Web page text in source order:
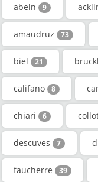
abeln 9
amaudruz 73
biel 21
califano 8
chiari 6
descuves 7
faucherre 39